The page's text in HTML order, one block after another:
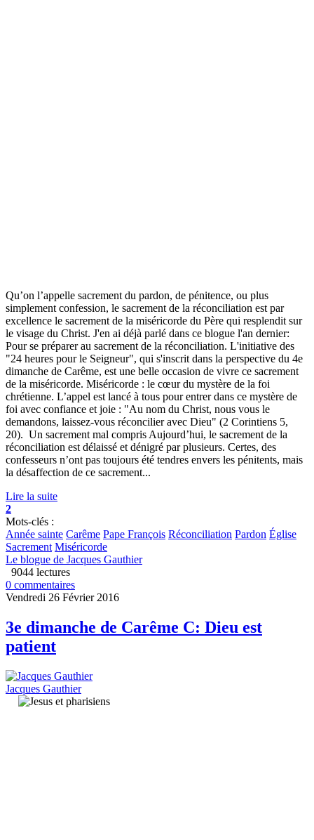
Qu’on l’appelle sacrement du pardon, de pénitence, ou plus
simplement confession, le sacrement de la réconciliation est par
excellence le sacrement de la miséricorde du Père qui resplendit sur
le visage du Christ. J'en ai déjà parlé dans ce blogue l'an dernier:
Pour se préparer au sacrement de la réconciliation. L'initiative des
"24 heures pour le Seigneur", qui s'inscrit dans la perspective du 4e
dimanche de Carême, est une belle occasion de vivre ce sacrement
de la miséricorde. Miséricorde : le cœur du mystère de la foi
chrétienne. L’appel est lancé à tous pour entrer dans ce mystère de
foi avec confiance et joie : "Au nom du Christ, nous vous le
demandons, laissez-vous réconcilier avec Dieu" (2 Corintiens 5,
20). Un sacrement mal compris Aujourd’hui, le sacrement de la
réconciliation est délaissé et dénigré par plusieurs. Certes, des
confesseurs n’ont pas toujours été tendres envers les pénitents, mais
la désaffection de ce sacrement...
Lire la suite
2
Mots-clés :
Année sainte Carême Pape François Réconciliation Pardon Église
Sacrement Miséricorde
Le blogue de Jacques Gauthier
9044 lectures
0 commentaires
Vendredi 26 Février 2016
3e dimanche de Carême C: Dieu est
patient
Jacques Gauthier